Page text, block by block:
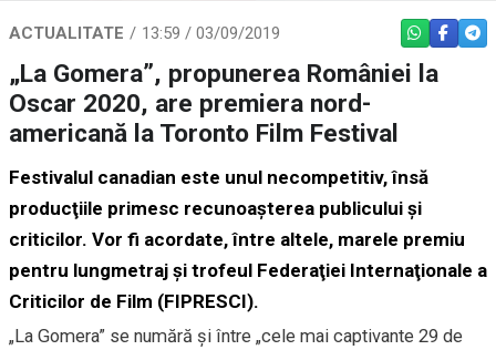
ACTUALITATE 13:59 / 03/09/2019 WHATSAPP
„La Gomera”, propunerea României la
Oscar 2020, are premiera nord-
americană la Toronto Film Festival
Festivalul canadian este unul necompetitiv, însă
producţiile primesc recunoaşterea publicului şi
criticilor. Vor fi acordate, între altele, marele premiu
pentru lungmetraj şi trofeul Federaţiei Internaţionale a
Criticilor de Film (FIPRESCI).
„La Gomera” se numără şi între „cele mai captivante 29 de